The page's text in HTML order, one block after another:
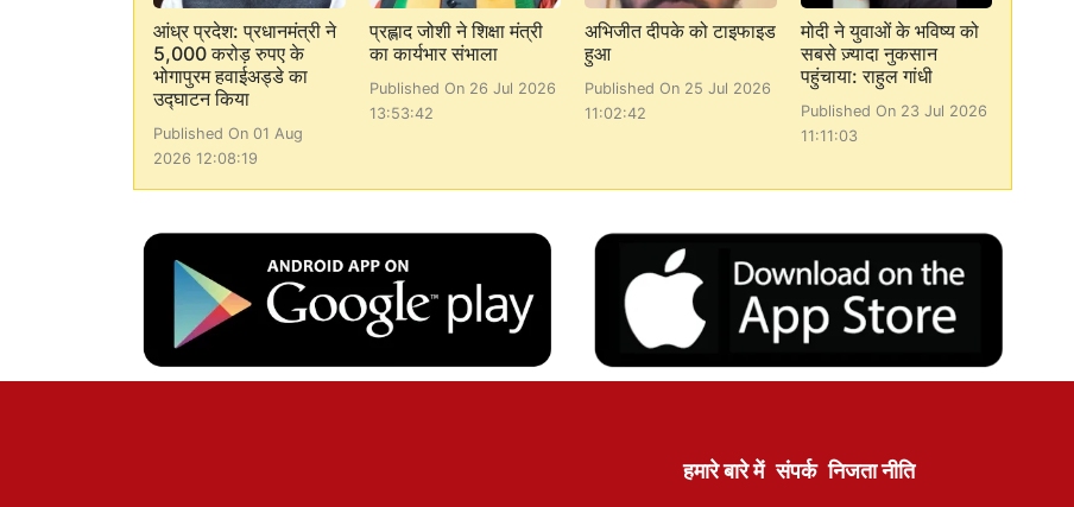
आंध्र प्रदेश: प्रधानमंत्री ने
5,000 करोड़ रुपए के
भोगापुरम हवाईअड्डे का
उद्घाटन किया
Published On 01 Aug
2026 12:08:19
प्रह्लाद जोशी ने शिक्षा मंत्री
का कार्यभार संभाला
Published On 26 Jul 2026
13:53:42
अभिजीत दीपके को टाइफाइड
हुआ
Published On 25 Jul 2026
11:02:42
मोदी ने युवाओं के भविष्य को
सबसे ज़्यादा नुकसान
पहुंचाया: राहुल गांधी
Published On 23 Jul 2026
11:11:03
हमारे बारे में संपर्क निजता नीति